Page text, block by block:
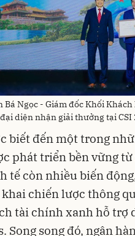
Bá Ngọc - Giám đốc Khối
diện nhận giải thưởng tại CSI
biết đến một trong
phát triển bền vững
tế còn nhiều biến
chiến lược thông
tài chính xanh hỗ trợ
Song song đó, ngân